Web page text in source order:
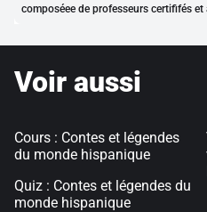
composéee de professeurs certififés et
Voir aussi
Cours : Contes et légendes
du monde hispanique
Quiz : Contes et légendes du
monde hispanique